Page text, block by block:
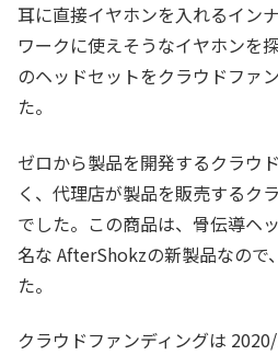
耳に直接イヤホンを入れるイン
ワークに使えそうなイヤホンを
のヘッドセットをクラウドファ
た。
ゼロから製品を開発するクラウ
く、代理店が製品を販売するク
でした。この商品は、骨伝導ヘ
名な AfterShokzの新製品なので
た。
クラウドファンディングは